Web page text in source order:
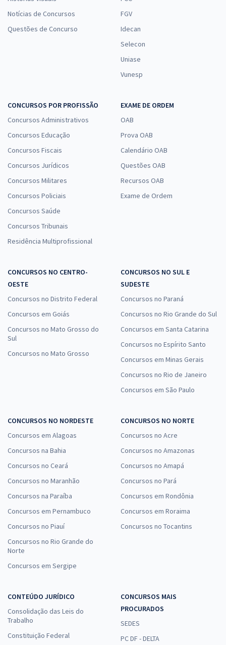
Notícias de Concursos
Questões de Concurso
FGV
Idecan
Selecon
Uniase
Vunesp
CONCURSOS POR PROFISSÃO
Concursos Administrativos
Concursos Educação
Concursos Fiscais
Concursos Jurídicos
Concursos Militares
Concursos Policiais
Concursos Saúde
Concursos Tribunais
Residência Multiprofissional
EXAME DE ORDEM
OAB
Prova OAB
Calendário OAB
Questões OAB
Recursos OAB
Exame de Ordem
CONCURSOS NO CENTRO-
OESTE
Concursos no Distrito Federal
Concursos em Goiás
Concursos no Mato Grosso do
Sul
Concursos no Mato Grosso
CONCURSOS NO SUL E
SUDESTE
Concursos no Paraná
Concursos no Rio Grande do Sul
Concursos em Santa Catarina
Concursos no Espírito Santo
Concursos em Minas Gerais
Concursos no Rio de Janeiro
Concursos em São Paulo
CONCURSOS NO NORDESTE
Concursos em Alagoas
Concursos na Bahia
Concursos no Ceará
Concursos no Maranhão
Concursos na Paraíba
Concursos em Pernambuco
Concursos no Piauí
Concursos no Rio Grande do
Norte
Concursos em Sergipe
CONCURSOS NO NORTE
Concursos no Acre
Concursos no Amazonas
Concursos no Amapá
Concursos no Pará
Concursos em Rondônia
Concursos em Roraima
Concursos no Tocantins
CONTEÚDO JURÍDICO
Consolidação das Leis do
Trabalho
Constituição Federal
CONCURSOS MAIS
PROCURADOS
SEDES
PC DF - DELTA